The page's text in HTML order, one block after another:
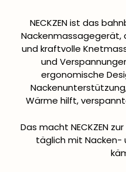
NECKZEN ist das
Nackenmassagegerät,
und kraftvolle
und
ergonomische
Wärme hilft,
Das macht NECKZEN
täglich mit Nacken-